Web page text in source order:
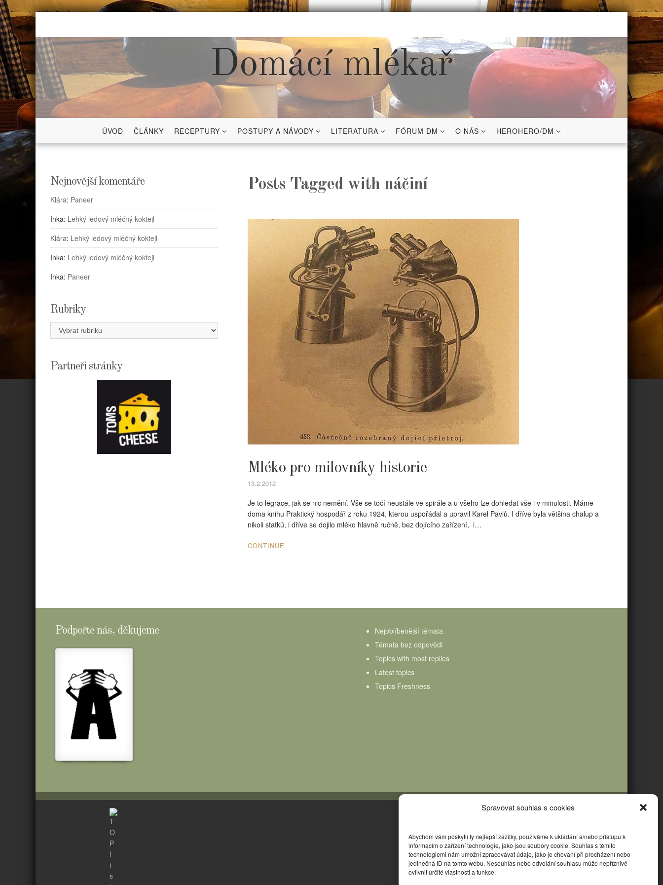
Spravovat souhlas s cookies
Abychom vám poskytli ty nejlepší zážitky, používáme k ukládání a/nebo přístupu k
informacím o zařízení technologie, jako jsou soubory cookie. Souhlas s těmito
technologiemi nám umožní zpracovávat údaje, jako je chování při procházení nebo
jedinečná ID na tomto webu. Nesouhlas nebo odvolání souhlasu může nepříznivě
ovlivnit určité vlastnosti a funkce.
Skip
content
Domácí mlékař
ÚVOD ČLÁNKY RECEPTURY POSTUPY A NÁVODY LITERATURA FÓRUM DM O NÁS HEROHERO/DM
Posts Tagged with náčiní
Mléko pro milovníky historie
13.2.2012
Je to legrace, jak se nic nemění. Vše se točí neustále ve spirále a u všeho lze dohledat vše i v minulosti. Máme
doma knihu Praktický hospodář z roku 1924, kterou uspořádal a upravil Karel Pavlů. I dříve byla většina chalup a
nikoli statků, i dříve se dojilo mléko hlavně ručně, bez dojícího zařízení, i…
CONTINUE
Nejnovější komentáře
Klára: Paneer
Inka: Lehký ledový mléčný koktejl
Klára: Lehký ledový mléčný koktejl
Inka: Lehký ledový mléčný koktejl
Inka: Paneer
Rubriky
Rubriky
Partneři stránky
Podpořte nás, děkujeme
Nejoblíbenější témata
Témata bez odpovědi
Topics with most replies
Latest topics
Topics Freshness